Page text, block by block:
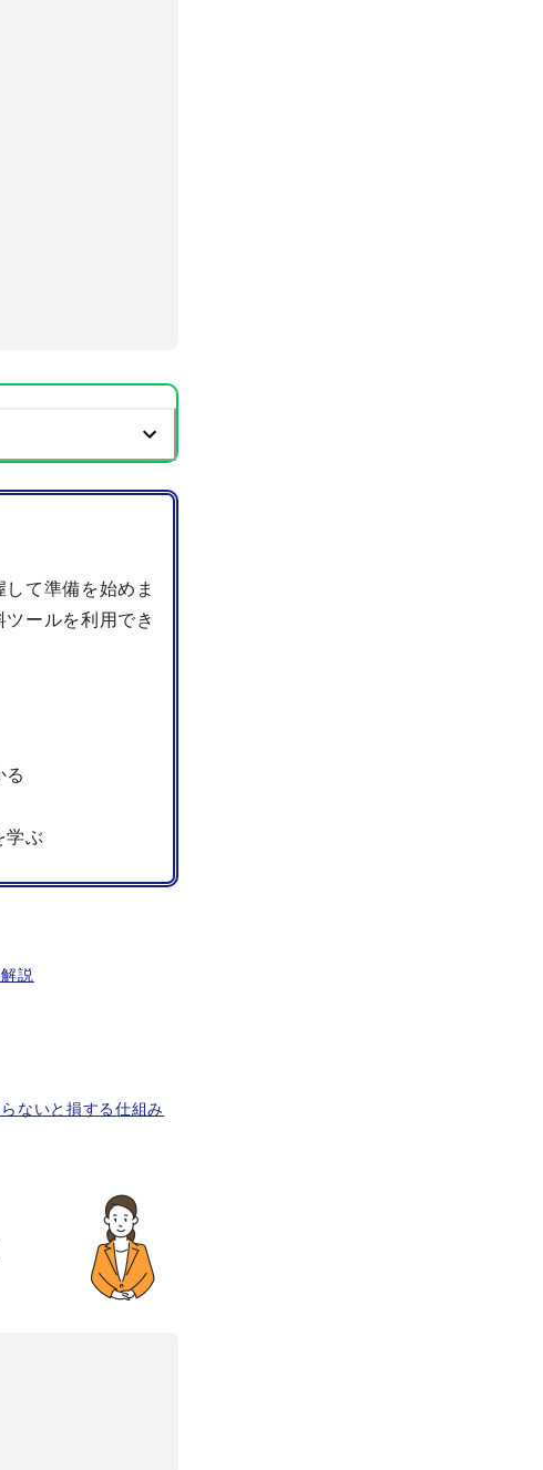
て準備を始めま
ールを利用でき
る
学ぶ
説
ないと損する仕組み